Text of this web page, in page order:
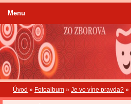
Úvod » Fotoalbum » Je vo víne pravda? »
Menu